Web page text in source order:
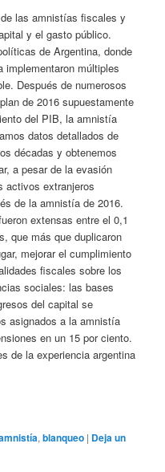
las amnistías fiscales y
y el gasto público.
de Argentina, donde
implementaron múltiples
Después de numerosos
de 2016 supuestamente
del PIB, la amnistía
datos detallados de
décadas y obtenemos
a pesar de la evasión
activos extranjeros
de la amnistía de 2016.
extensas entre el 0,1
que más que duplicaron
mejorar el cumplimiento
fiscales sobre los
sociales: las bases
del capital se
asignados a la amnistía
en un 15 por ciento.
de la experiencia argentina
,blanqueo | Deja un